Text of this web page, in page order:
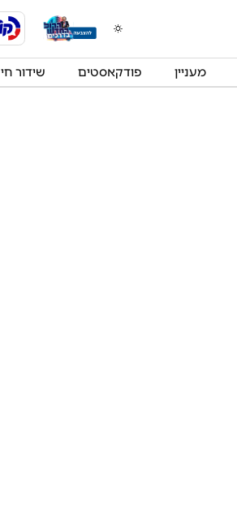
מעניין פודקאסטים שידור חי